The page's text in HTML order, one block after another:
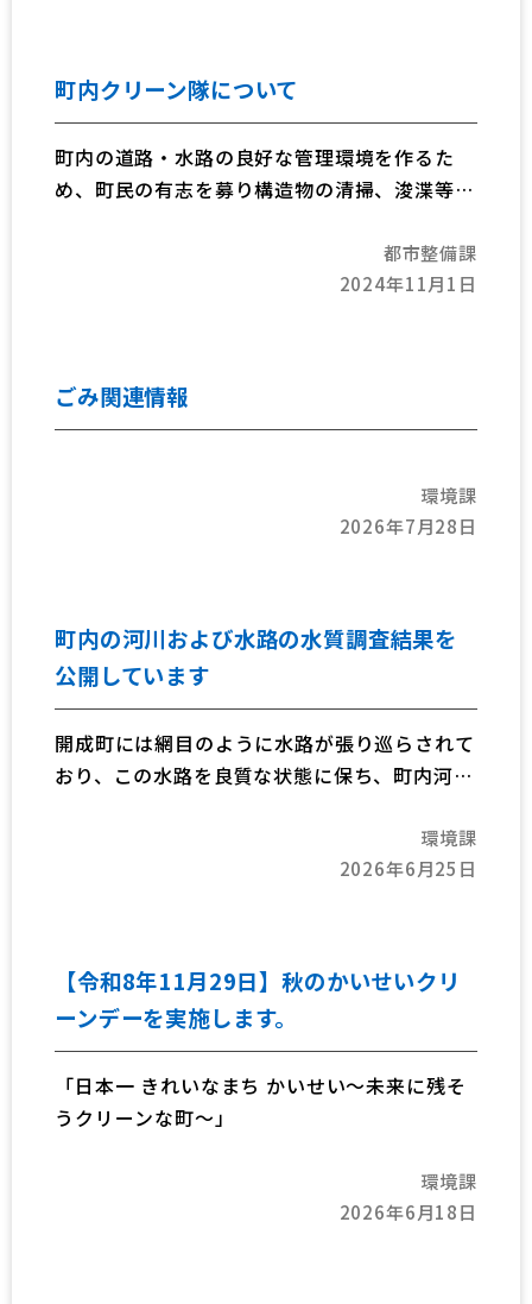
町内クリーン隊について
町内の道路・水路の良好な管理環境を作るた
め、町民の有志を募り構造物の清掃、浚渫等を
※第2回を令和7年12月15日に実施しました。
都市整備課
2024年11月1日
ごみ関連情報
環境課
2026年7月28日
町内の河川および水路の水質調査結果を
公開しています
開成町には網目のように水路が張り巡らされて
おり、この水路を良質な状態に保ち、町内河川
環境課
2026年6月25日
【令和8年11月29日】秋のかいせいクリ
ーンデーを実施します。
「日本一 きれいなまち かいせい～未来に残そ
うクリーンな町～」
環境課
2026年6月18日